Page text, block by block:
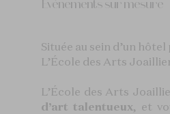
Événements sur mesure
Située au sein d’un
L’École des Arts
L’École des Arts
d’art talentueux, et